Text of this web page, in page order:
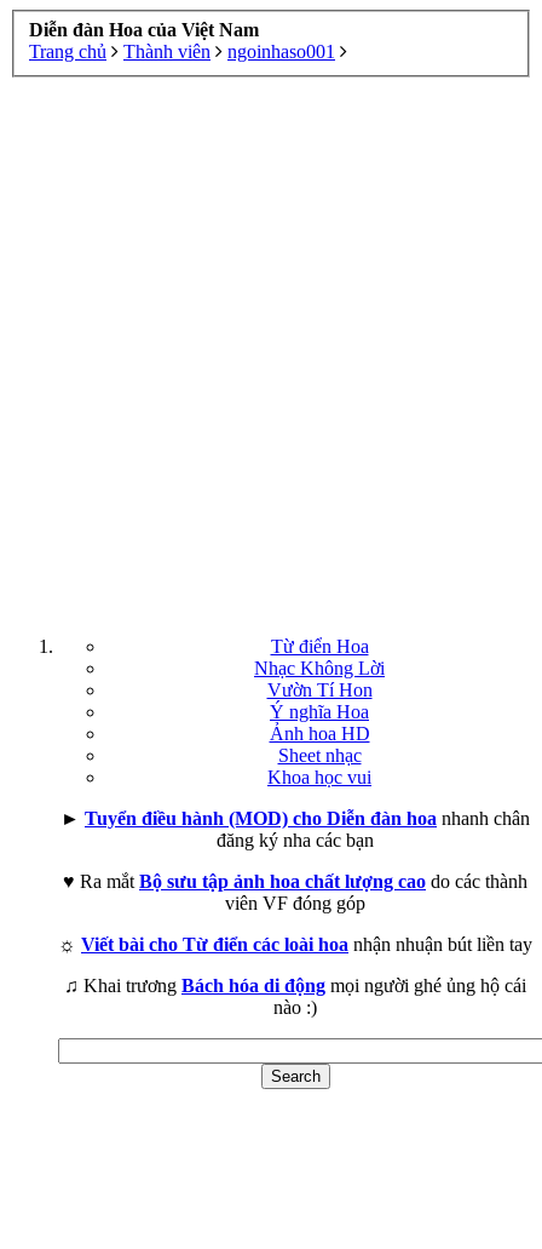
Diễn đàn Hoa của Việt Nam
Trang chủ
Thành viên ngoinhaso001
Từ điển Hoa
Nhạc Không Lời
Vườn Tí Hon
Ý nghĩa Hoa
Ảnh hoa HD
Sheet nhạc
Khoa học vui
► Tuyển điều hành (MOD) cho Diễn đàn hoa nhanh chân
đăng ký nha các bạn
♥ Ra mắt Bộ sưu tập ảnh hoa chất lượng cao do các thành
viên VF đóng góp
☼ Viết bài cho Từ điển các loài hoa nhận nhuận bút liền tay
♫ Khai trương Bách hóa di động mọi người ghé ủng hộ cái
nào :)